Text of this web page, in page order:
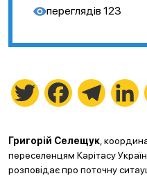
переглядів 123
Twitter Facebook
Григорій Селещук ,
переселенцям Карітасу
розповідає про поточну